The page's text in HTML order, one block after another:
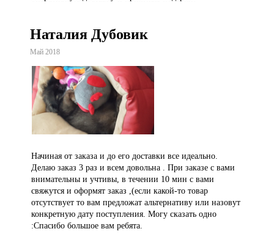
Наталия Дубовик
Май 2018
Начиная от заказа и до его доставки все идеально.
Делаю заказ 3 раз и всем довольна . При заказе с вами
внимательны и учтивы, в течении 10 мин с вами
свяжутся и оформят заказ ,(если какой-то товар
отсутствует то вам предложат альтернативу или назовут
конкретную дату поступления. Могу сказать одно
:Спасибо большое вам ребята.